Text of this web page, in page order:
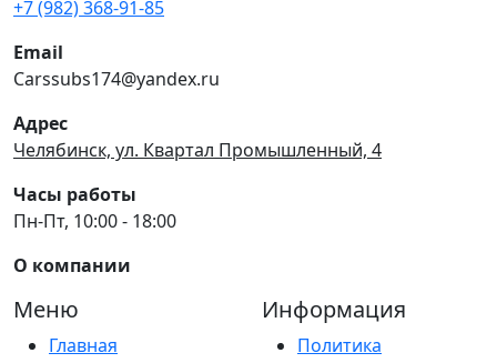
+7 (982) 368-91-85
Email
Carssubs174@yandex.ru
Адрес
Челябинск, ул. Квартал Промышленный, 4
Часы работы
Пн-Пт, 10:00 - 18:00
О компании
Меню
Главная
Информация
Политика